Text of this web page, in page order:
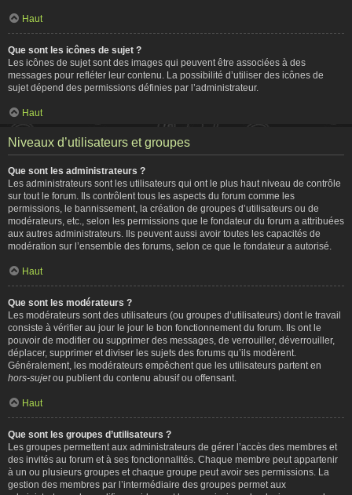
Haut
Que sont les icônes de sujet ?
Les icônes de sujet sont des images qui peuvent être associées à des
messages pour refléter leur contenu. La possibilité d’utiliser des icônes de
sujet dépend des permissions définies par l’administrateur.
Haut
Niveaux d’utilisateurs et groupes
Que sont les administrateurs ?
Les administrateurs sont les utilisateurs qui ont le plus haut niveau de contrôle
sur tout le forum. Ils contrôlent tous les aspects du forum comme les
permissions, le bannissement, la création de groupes d’utilisateurs ou de
modérateurs, etc., selon les permissions que le fondateur du forum a attribuées
aux autres administrateurs. Ils peuvent aussi avoir toutes les capacités de
modération sur l’ensemble des forums, selon ce que le fondateur a autorisé.
Haut
Que sont les modérateurs ?
Les modérateurs sont des utilisateurs (ou groupes d’utilisateurs) dont le travail
consiste à vérifier au jour le jour le bon fonctionnement du forum. Ils ont le
pouvoir de modifier ou supprimer des messages, de verrouiller, déverrouiller,
déplacer, supprimer et diviser les sujets des forums qu’ils modèrent.
Généralement, les modérateurs empêchent que les utilisateurs partent en
hors-sujetou publient du contenu abusif ou offensant.
Haut
Que sont les groupes d’utilisateurs ?
Les groupes permettent aux administrateurs de gérer l’accès des membres et
des invités au forum et à ses fonctionnalités. Chaque membre peut appartenir
à un ou plusieurs groupes et chaque groupe peut avoir ses permissions. La
gestion des membres par l’intermédiaire des groupes permet aux